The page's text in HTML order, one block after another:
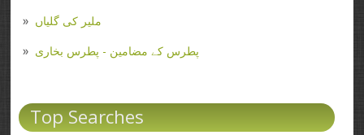
ملیر کی گلیاں
پطرس کے مضامین - پطرس بخاری
Top Searches